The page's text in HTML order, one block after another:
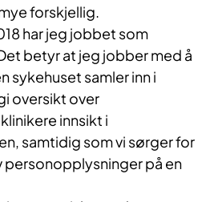
forskjellig.
har jeg jobbet som
betyr at jeg jobber med å
sykehuset samler inn i
oversikt over
innsikt i
samtidig som vi sørger for
personopplysninger på en